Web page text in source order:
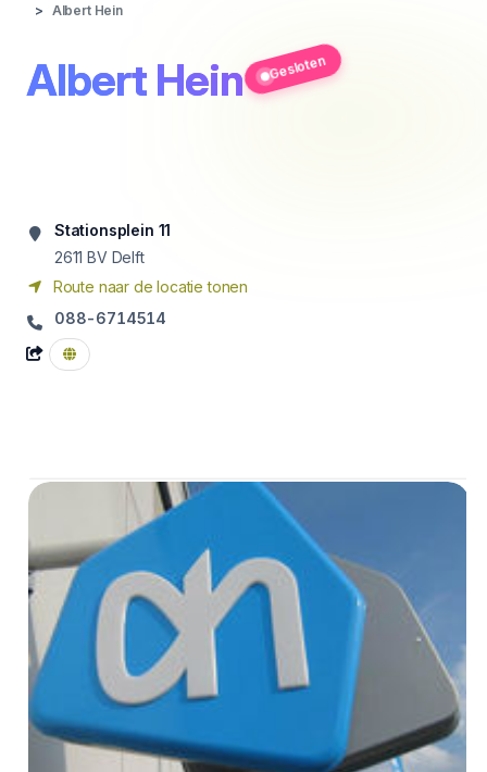
Albert Hein
Albert Hein Gesloten
Stationsplein 11
2611 BV Delft
Route naar de locatie tonen
088-6714514